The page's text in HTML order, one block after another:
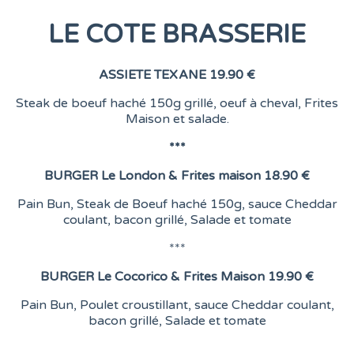
LE COTE BRASSERIE
ASSIETE TEXANE 19.90 €
Steak de boeuf haché 150g grillé, oeuf à cheval, Frites
Maison et salade.
***
BURGER Le London & Frites maison 18.90 €
Pain Bun, Steak de Boeuf haché 150g, sauce Cheddar
coulant, bacon grillé, Salade et tomate
***
BURGER Le Cocorico & Frites Maison 19.90 €
Pain Bun, Poulet croustillant, sauce Cheddar coulant,
bacon grillé, Salade et tomate